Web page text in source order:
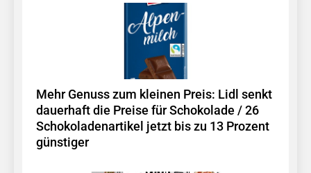
Mehr Genuss zum kleinen Preis: Lidl senkt
dauerhaft die Preise für Schokolade / 26
Schokoladenartikel jetzt bis zu 13 Prozent
günstiger